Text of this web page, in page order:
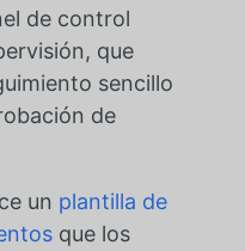
de control
que
sencillo
de
un plantilla de
que los